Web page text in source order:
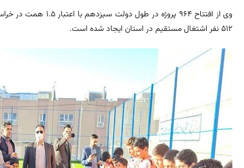
وی از افتتاح ۹۶۴
۵۱۲ نفر اشتغال مستقیم در استان ایجاد شده است.